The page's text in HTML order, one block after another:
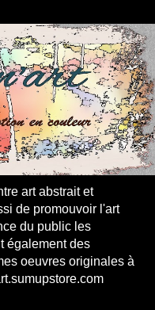
art abstrait et
de promouvoir l'art
du public les
également des
oeuvres originales à